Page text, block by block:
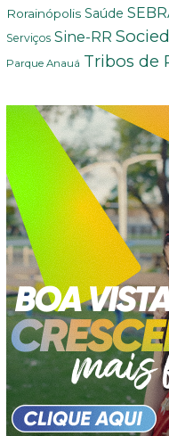
Rorainópolis Saúde
Serviços Sine-RR
Parque Anauá Tribos de